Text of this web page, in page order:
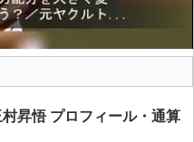
村昇悟 プロフィール・通算